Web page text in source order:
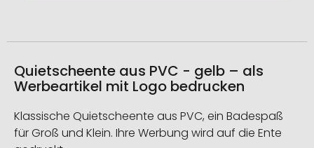
Quietscheente aus PVC - gelb – als
Werbeartikel mit Logo bedrucken
Klassische Quietscheente aus PVC, ein Badespaß
für Groß und Klein. Ihre Werbung wird auf die Ente